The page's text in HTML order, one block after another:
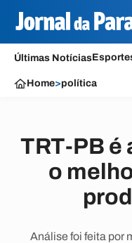
Últimas Notícias
Home>política
TRT-PB é
o
Análise foi feita por